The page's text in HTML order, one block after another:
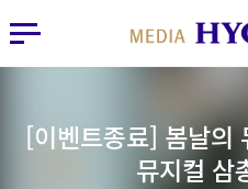
MY FRIEND
사이드바 열기
[이벤트종료] 봄날의
뮤지컬 삼